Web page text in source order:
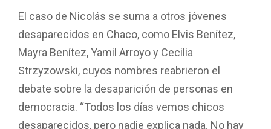
El caso de Nicolás se suma a otros jóvenes
desaparecidos en Chaco, como Elvis Benítez,
Mayra Benítez, Yamil Arroyo y Cecilia
Strzyzowski, cuyos nombres reabrieron el
debate sobre la desaparición de personas en
democracia. “Todos los días vemos chicos
desaparecidos, pero nadie explica nada. No hay